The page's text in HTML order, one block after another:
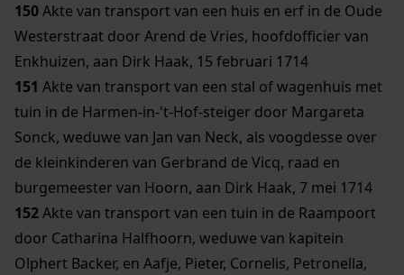
150Akte van transport van een huis en erf in de Oude
Westerstraat door Arend de Vries, hoofdofficier van
Enkhuizen, aan Dirk Haak, 15 februari 1714
151 Akte van transport van een stal of wagenhuis met
tuin in de Harmen-in-'t-Hof-steiger door Margareta
Sonck, weduwe van Jan van Neck, als voogdesse over
de kleinkinderen van Gerbrand de Vicq, raad en
burgemeester van Hoorn, aan Dirk Haak, 7 mei 1714
152Akte van transport van een tuin in de Raampoort
door Catharina Halfhoorn, weduwe van kapitein
Olphert Backer, en Aafje, Pieter, Cornelis, Petronella,